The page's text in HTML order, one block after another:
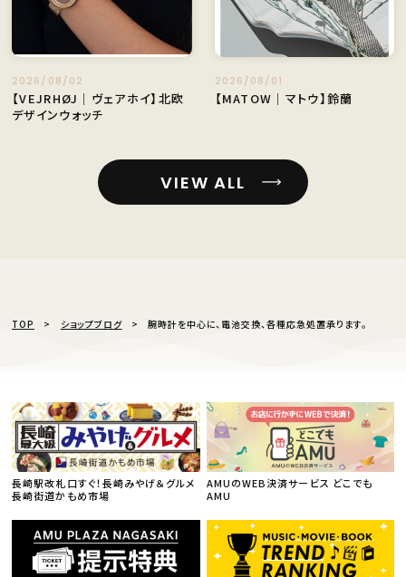
2026/08/02
【VEJRHØJ｜ヴェアホイ】北欧
デザインウォッチ
2026/08/01
【MATOW｜マトウ】鈴蘭
VIEW ALL
TOP ショップブログ 腕時計を中心に、電池交換、各種応急処置承ります。
長崎駅改札口すぐ！長崎みやげ＆グルメ
長崎街道かもめ市場
AMUのWEB決済サービス どこでも
AMU